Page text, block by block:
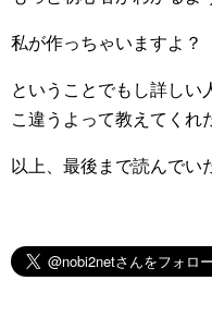
私が作っちゃいますよ？
ということでもし詳しい
こ違うよって教えてくれ
以上、最後まで読んでい